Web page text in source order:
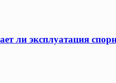
ли эксплуатация